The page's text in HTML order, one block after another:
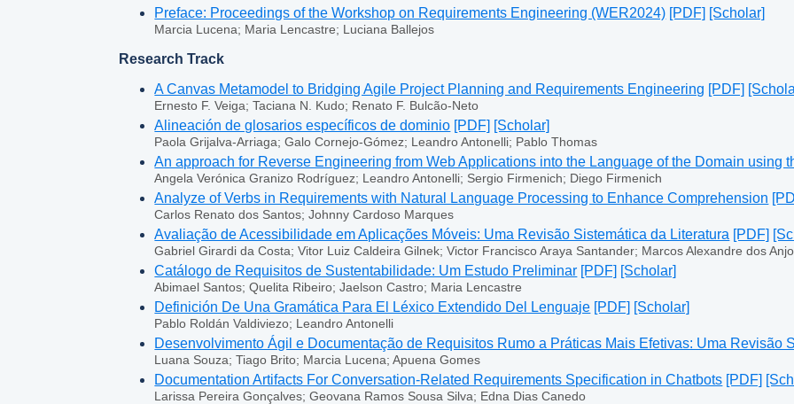
Preface: Proceedings of the Workshop on Requirements Engineering (WER2024) [PDF] [Scholar]
Marcia Lucena; Maria Lencastre; Luciana Ballejos
Research Track
A Canvas Metamodel to Bridging Agile Project Planning and Requirements Engineering [PDF]
Ernesto F. Veiga; Taciana N. Kudo; Renato F. Bulcão-Neto
Alineación de glosarios específicos de dominio [PDF] [Scholar]
Paola Grijalva-Arriaga; Galo Cornejo-Gómez; Leandro Antonelli; Pablo Thomas
An approach for Reverse Engineering from Web Applications into the Language of the Domain using
Angela Verónica Granizo Rodríguez; Leandro Antonelli; Sergio Firmenich; Diego Firmenich
Analyze of Verbs in Requirements with Natural Language Processing to Enhance Comprehension
Carlos Renato dos Santos; Johnny Cardoso Marques
Avaliação de Acessibilidade em Aplicações Móveis: Uma Revisão Sistemática da Literatura [PDF]
Gabriel Girardi da Costa; Vitor Luiz Caldeira Gilnek; Victor Francisco Araya Santander; Marcos Alexandre dos
Catálogo de Requisitos de Sustentabilidade: Um Estudo Preliminar [PDF] [Scholar]
Abimael Santos; Quelita Ribeiro; Jaelson Castro; Maria Lencastre
Definición De Una Gramática Para El Léxico Extendido Del Lenguaje [PDF] [Scholar]
Pablo Roldán Valdiviezo; Leandro Antonelli
Desenvolvimento Ágil e Documentação de Requisitos Rumo a Práticas Mais Efetivas: Uma Revisão
Luana Souza; Tiago Brito; Marcia Lucena; Apuena Gomes
Documentation Artifacts For Conversation-Related Requirements Specification in Chatbots [PDF]
Larissa Pereira Gonçalves; Geovana Ramos Sousa Silva; Edna Dias Canedo